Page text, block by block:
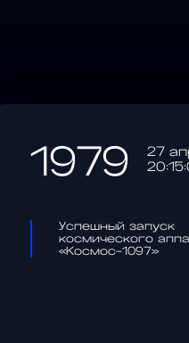
1979
27
Успешный запуск
космического
«Космос-1097»